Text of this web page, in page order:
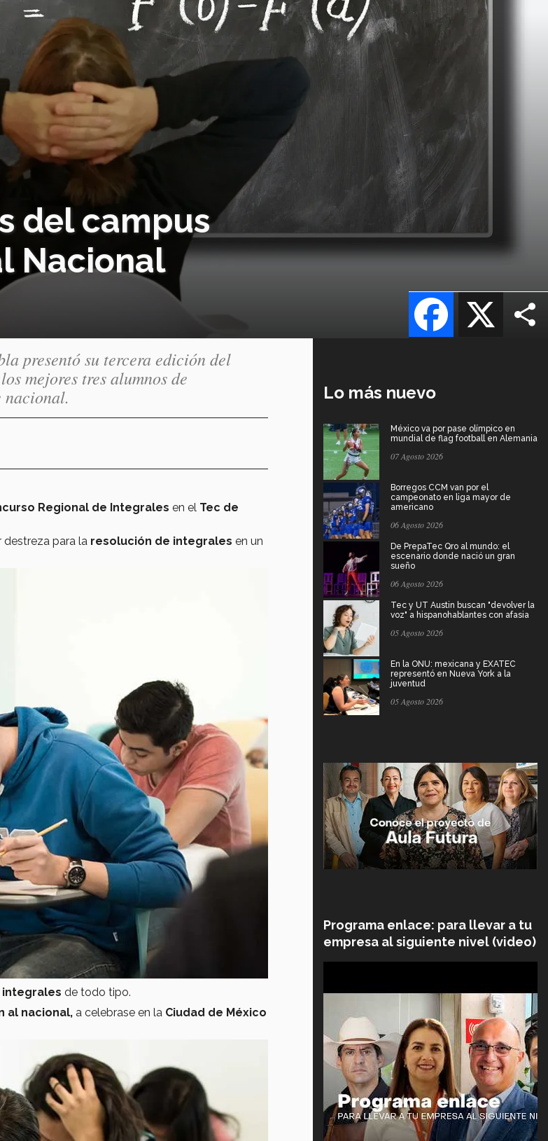
del campus
Nacional
X
Facebook
presentó su tercera edición del
mejores tres alumnos de
nacional.
Regional de Integrales en el Tec de
para la resolución de integrales en un
integrales de todo tipo.
al nacional, a celebrase en la Ciudad de México
Lo más nuevo
México va por pase olímpico en
mundial de flag football en Alemania
07 Agosto 2026
Borregos CCM van por el
campeonato en liga mayor de
americano
06 Agosto 2026
De PrepaTec Qro al mundo: el
escenario donde nació un gran
sueño
06 Agosto 2026
Tec y UT Austin buscan "devolver la
voz" a hispanohablantes con afasia
05 Agosto 2026
En la ONU: mexicana y EXATEC
representó en Nueva York a la
juventud
05 Agosto 2026
Programa enlace: para llevar a tu
empresa al siguiente nivel (video)